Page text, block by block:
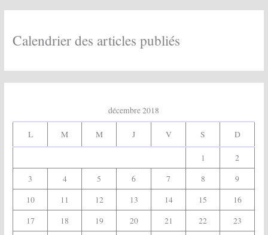
i
e
s
Calendrier des articles publiés
décembre 2018
L M M J V S D
1
2
3
4 5 6 7 8
9
10
11 12 13 14 15
16
17
18 19 20 21 22
23